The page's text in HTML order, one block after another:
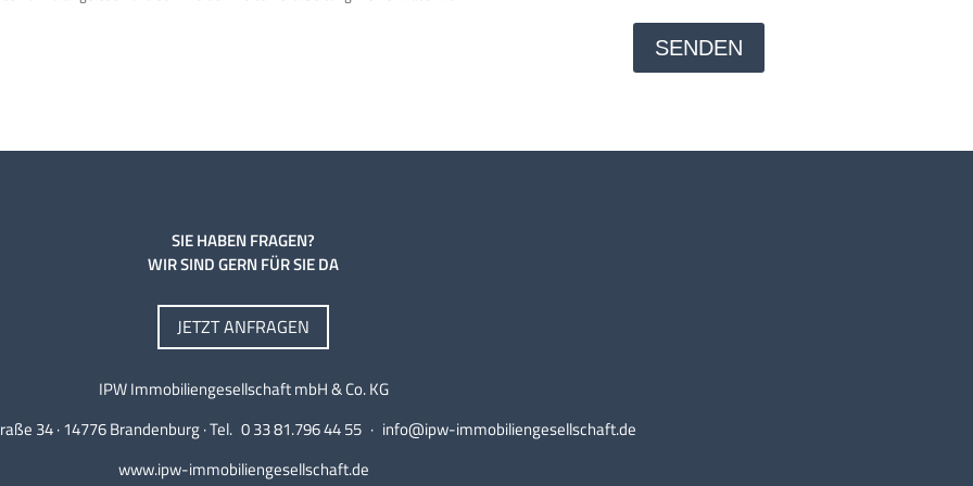
SIE HABEN FRAGEN?
WIR SIND GERN FÜR SIE DA
JETZT ANFRAGEN
IPW Immobiliengesellschaft mbH & Co. KG
34 · 14776 Brandenburg · Tel. 0 33 81.796 44 55 · info@ipw-immobiliengesellschaft.de
www.ipw-immobiliengesellschaft.de